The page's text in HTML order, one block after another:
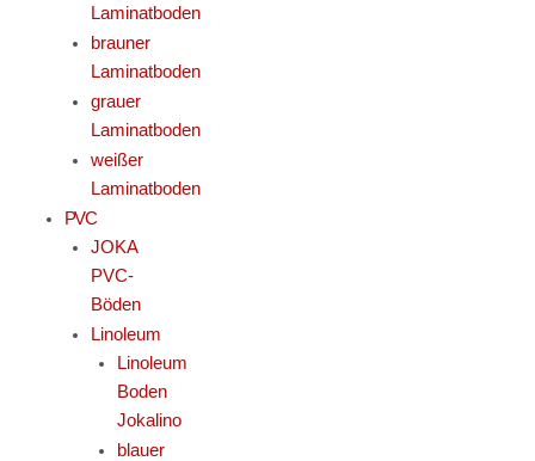
Laminatboden
brauner
Laminatboden
grauer
Laminatboden
weißer
Laminatboden
PVC
JOKA
PVC-
Böden
Linoleum
Linoleum
Boden
Jokalino
blauer